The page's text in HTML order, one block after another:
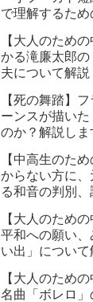
で理解するた
【大人のため
かる滝廉太郎
夫について解説
【死の舞踏】
ーンスが描い
のか？解説しま
【中高生のた
からない方に
る和音の判別、
【大人のため
平和への願い
い出」について
【大人のため
名曲「ボレロ